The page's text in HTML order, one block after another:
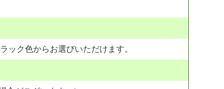
ック色からお選びいただけます。